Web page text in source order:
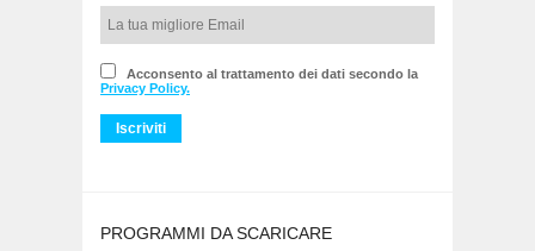
Acconsento al trattamento dei dati secondo la
Privacy Policy.
PROGRAMMI DA SCARICARE